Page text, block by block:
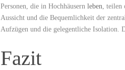
Personen, die in Hochhäusern leben ,
Aussicht und die Bequemlichkeit der
Aufzügen und‍ die gelegentliche Isolation.
Fazit